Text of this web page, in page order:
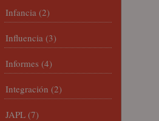
Infancia (2)
Influencia (3)
Informes (4)
Integración (2)
JAPL (7)